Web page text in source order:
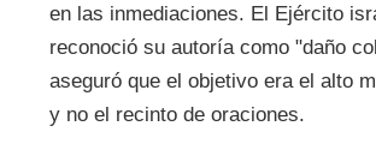
en las inmediaciones. El Ejército
reconoció su autoría como "daño
aseguró que el objetivo era el alto
y no el recinto de oraciones.